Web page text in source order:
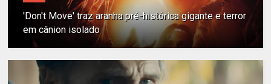
'Don't Move' traz aranha pré-histórica gigante e terror
em cânion isolado